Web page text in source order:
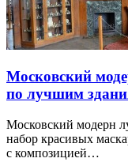
Московский
по лучшим
Московский модерн
набор красивых
с композицией…